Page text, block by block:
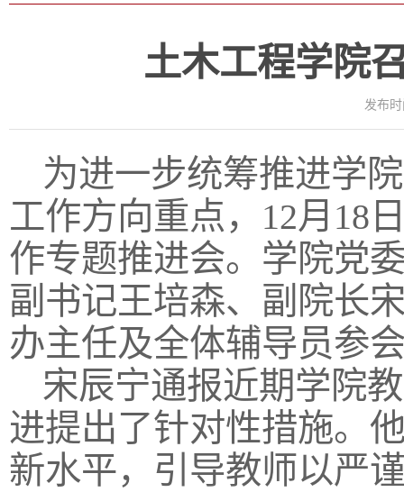
土木工程学院
发布时
为进一步统筹推进学
工作方向重点，12月18
作专题推进会。学院党
副书记王培森、副院长
办主任及全体辅导员参
宋辰宁通报近期学院
进提出了针对性措施。
新水平，引导教师以严